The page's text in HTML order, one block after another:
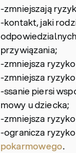
-zmniejszają
-kontakt, jaki
przywiązania;
-zmniejsza
-zmniejsza
-ssanie piersi
mowy u dziecka;
-zmniejsza ryzyko
-ogranicza
pokarmowego.